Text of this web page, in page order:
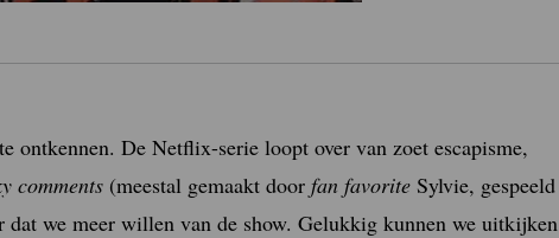
ontkennen. De Netflix-serie loopt over van zoet escapisme,
comments (meestal gemaakt door fan favorite Sylvie, gespeeld
we meer willen van de show. Gelukkig kunnen we uitkijken